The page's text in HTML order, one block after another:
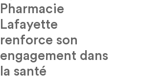
Pharmacie
Lafayette
renforce son
engagement dans
la santé